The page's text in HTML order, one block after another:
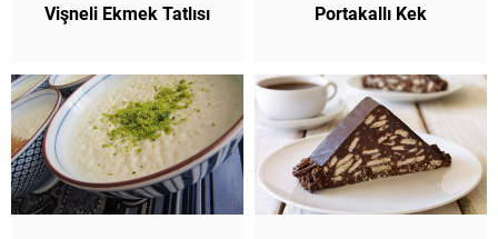
Vişneli Ekmek Tatlısı Portakallı Kek